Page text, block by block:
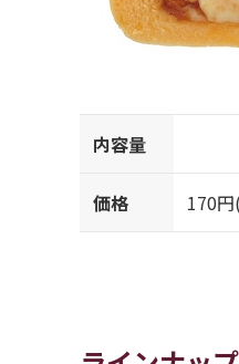
内容量
価格 170